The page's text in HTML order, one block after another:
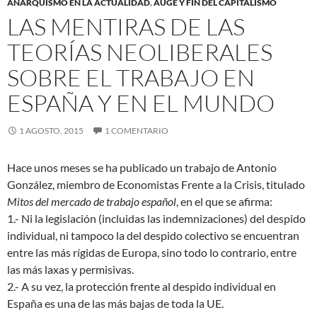
ANARQUISMO EN LA ACTUALIDAD,AUGE Y FIN DEL CAPITALISMO
LAS MENTIRAS DE LAS
TEORÍAS NEOLIBERALES
SOBRE EL TRABAJO EN
ESPAÑA Y EN EL MUNDO
1 AGOSTO, 2015 1 COMENTARIO
Hace unos meses se ha publicado un trabajo de Antonio
González, miembro de Economistas Frente a la Crisis, titulado
Mitos del mercado de trabajo español, en el que se afirma:
1.- Ni la legislación (incluidas las indemnizaciones) del despido
individual, ni tampoco la del despido colectivo se encuentran
entre las más rígidas de Europa, sino todo lo contrario, entre
las más laxas y permisivas.
2.- A su vez, la protección frente al despido individual en
España es una de las más bajas de toda la UE.